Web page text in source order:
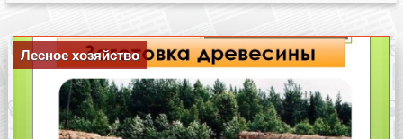
Лесное хозяйство